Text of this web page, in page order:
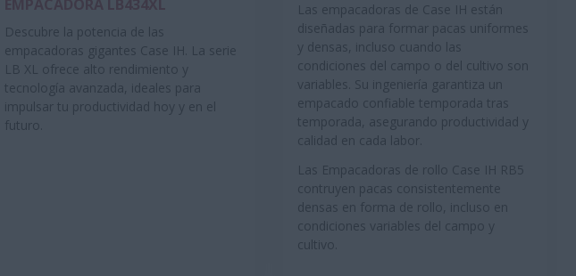
Descubre la potencia de las
empacadoras gigantes Case IH. La serie
LB XL ofrece alto rendimiento y
tecnología avanzada, ideales para
impulsar tu productividad hoy y en el
futuro.
Las empacadoras de Case IH están
diseñadas para formar pacas uniformes
y densas, incluso cuando las
condiciones del campo o del cultivo son
variables. Su ingeniería garantiza un
empacado confiable temporada tras
temporada, asegurando productividad y
calidad en cada labor.
Las Empacadoras de rollo Case IH RB5
contruyen pacas consistentemente
densas en forma de rollo, incluso en
condiciones variables del campo y
cultivo.